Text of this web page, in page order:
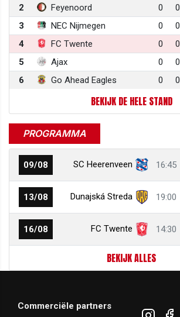
2
Feyenoord 0 0
3
NEC Nijmegen 0 0
4
FC Twente 0 0
5
Ajax 0 0
6
Go Ahead Eagles 0 0
BEKIJK DE HELE STAND
PROGRAMMA
09/08 SC Heerenveen 16:45
13/08 Dunajská Streda 19:00
16/08 FC Twente 14:30
BEKIJK ALLES
Commerciële partners